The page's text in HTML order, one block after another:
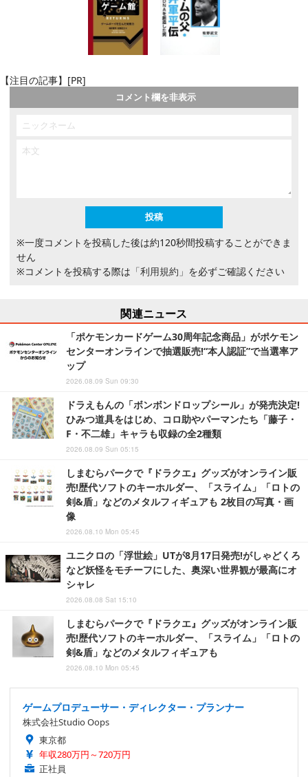
【注目の記事】[PR]
コメント欄を非表示
※一度コメントを投稿した後は約120秒間投稿することができま
せん
※コメントを投稿する際は 「利用規約」 を必ずご確認ください
関連ニュース
「ポケモンカードゲーム30周年記念商品」がポケモン
センターオンラインで抽選販売!“本人認証”で当選率ア
ップ
2026.08.09 Sun 09:30
ドラえもんの「ボンボンドロップシール」が発売決定!
ひみつ道具をはじめ、コロ助やパーマンたち「藤子・
F・不二雄」キャラも収録の全2種類
2026.08.09 Sun 05:15
しまむらパークで『ドラクエ』グッズがオンライン販
売!歴代ソフトのキーホルダー、「スライム」「ロトの
剣&盾」などのメタルフィギュアも 2枚目の写真・画
像
2026.08.10 Mon 05:45
ユニクロの「浮世絵」UTが8月17日発売!がしゃどくろ
など妖怪をモチーフにした、奥深い世界観が最高にオ
シャレ
2026.08.08 Sat 15:10
しまむらパークで『ドラクエ』グッズがオンライン販
売!歴代ソフトのキーホルダー、「スライム」「ロトの
剣&盾」などのメタルフィギュアも
2026.08.10 Mon 05:45
ゲームプロデューサー・ディレクター・プランナー
株式会社Studio Oops
東京都
年収280万円～720万円
正社員